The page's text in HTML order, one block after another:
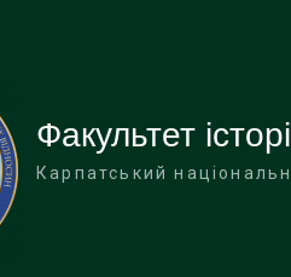
Факультет
Карпатський